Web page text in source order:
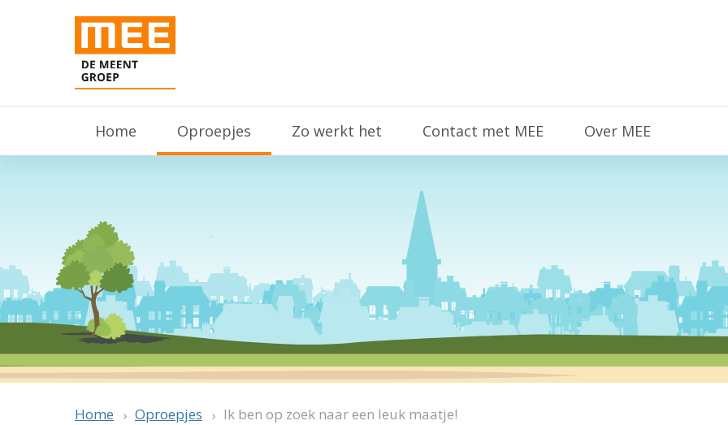
Home Oproepjes Zo werkt het Contact met MEE Over MEE
Home Oproepjes Ik ben op zoek naar een leuk maatje!